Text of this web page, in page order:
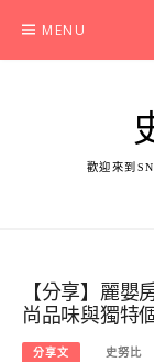
content
MENU
歡迎來到
【分享】麗嬰
尚品味與獨特
分享文 史努比